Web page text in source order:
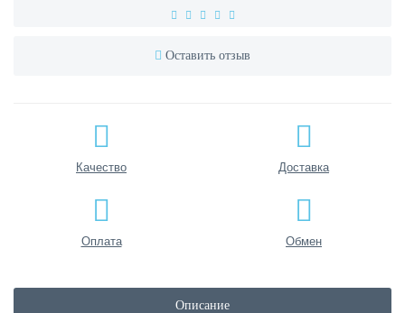
Оставить отзыв
Качество Доставка
Оплата Обмен
Описание